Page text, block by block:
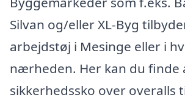
Silvan og/eller XL-Byg
arbejdstøj i Mesinge eller i
nærheden. Her kan du finde
sikkerhedssko over overalls